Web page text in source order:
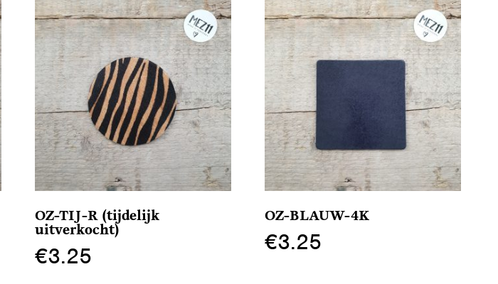
OZ-TIJ-R (tijdelijk
uitverkocht)
€3.25
OZ-BLAUW-4K
€3.25